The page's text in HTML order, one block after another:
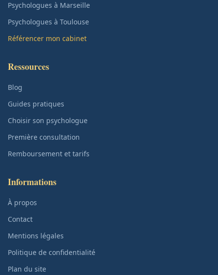
Psychologues à Marseille
Psychologues à Toulouse
Référencer mon cabinet
Ressources
Blog
Guides pratiques
Choisir son psychologue
Première consultation
Remboursement et tarifs
Informations
À propos
Contact
Mentions légales
Politique de confidentialité
Plan du site